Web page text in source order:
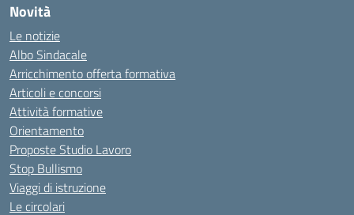
Novità
Le notizie
Albo Sindacale
Arricchimento offerta formativa
Articoli e concorsi
Attività formative
Orientamento
Proposte Studio Lavoro
Stop Bullismo
Viaggi di istruzione
Le circolari